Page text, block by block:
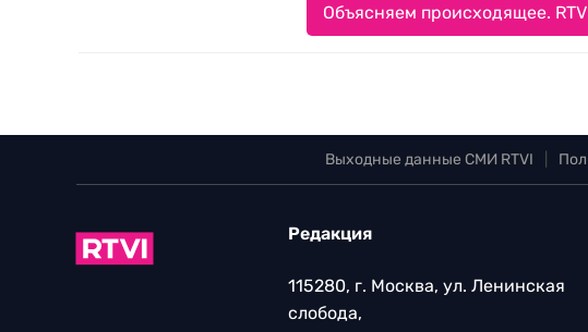
Объясняем происходящее.
Выходные данные СМИ RTVI
Редакция
115280, г. Москва, ул. Ленинская
слобода,